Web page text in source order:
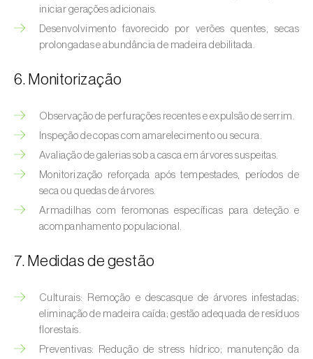
fagiglandana
brassicae)
Pieris rapae)
Broca-africana-do-caule-do-milho
(
Busseola fusca )
fornicatior, E. perbrevis e E. kuroshio
Diatraea saccharalis)
Broca-do-milho (
iniciar gerações adicionais.
Desenvolvimento favorecido por verões quentes, secas
prolongadas e abundância de madeira debilitada.
6. Monitorização
Observação de perfurações recentes e expulsão de serrim.
Inspeção de copas com amarelecimento ou secura.
Avaliação de galerias sob a casca em árvores suspeitas.
Monitorização reforçada após tempestades, períodos de
seca ou quedas de árvores.
Armadilhas com feromonas específicas para deteção e
acompanhamento populacional.
7. Medidas de gestão
Culturais: Remoção e descasque de árvores infestadas;
eliminação de madeira caída; gestão adequada de resíduos
florestais.
Preventivas: Redução de stress hídrico; manutenção da